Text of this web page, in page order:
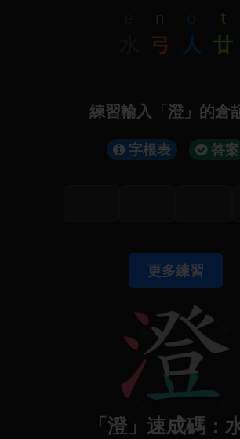
n
弓
o
人
t
廿
練習輸入「澄」的倉
字根表 答案
更多練習
「澄」速成碼：